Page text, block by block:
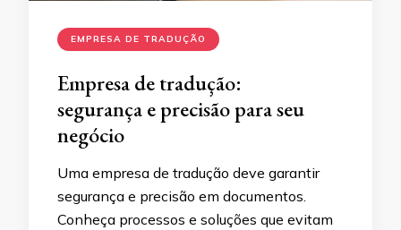
EMPRESA DE TRADUÇÃO
Empresa de tradução:
segurança e precisão para seu
negócio
Uma empresa de tradução deve garantir
segurança e precisão em documentos.
Conheça processos e soluções que evitam